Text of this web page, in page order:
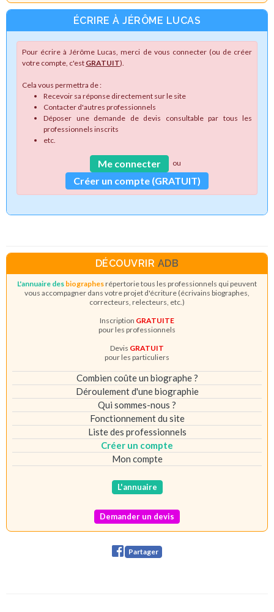
ÉCRIRE À JÉRÔME LUCAS
Pour écrire à Jérôme Lucas, merci de vous connecter (ou de créer
votre compte, c'est GRATUIT).
Cela vous permettra de :
Recevoir sa réponse directement sur le site
Contacter d'autres professionnels
Déposer une demande de devis consultable par tous les
professionnels inscrits
etc.
Me connecter ou
Créer un compte (GRATUIT)
DÉCOUVRIR ADB
L'annuaire des biographesrépertorie tous les professionnels qui peuvent
vous accompagner dans votre projet d'écriture (écrivains biographes,
correcteurs, relecteurs, etc.)
Inscription GRATUITE
pour les professionnels
Devis GRATUIT
pour les particuliers
Combien coûte un biographe ?
Déroulement d'une biographie
Qui sommes-nous ?
Fonctionnement du site
Liste des professionnels
Créer un compte
Mon compte
L'annuaire
Demander un devis
Partager